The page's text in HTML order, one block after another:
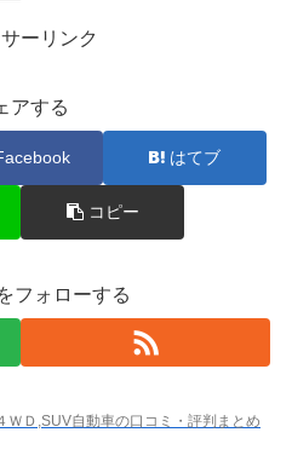
ーリンク
アする
はてブ
コピー
フォローする
ＷＤ,SUV自動車の口コミ・評判まとめ